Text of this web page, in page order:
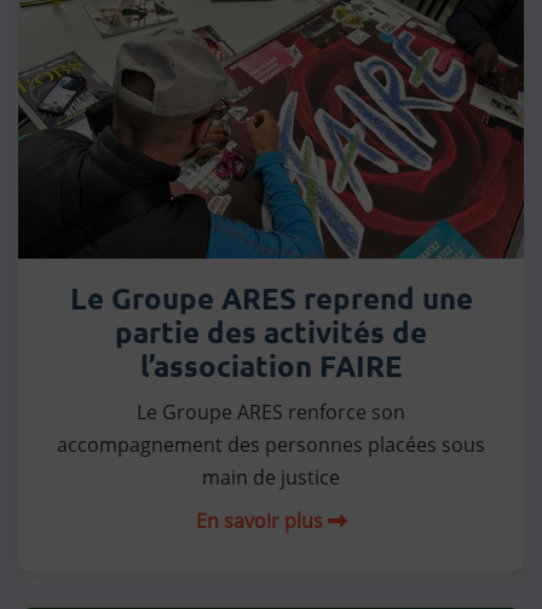
Le Groupe ARES reprend une
partie des activités de
l’association FAIRE
Le Groupe ARES renforce son
accompagnement des personnes placées sous
main de justice
En savoir plus